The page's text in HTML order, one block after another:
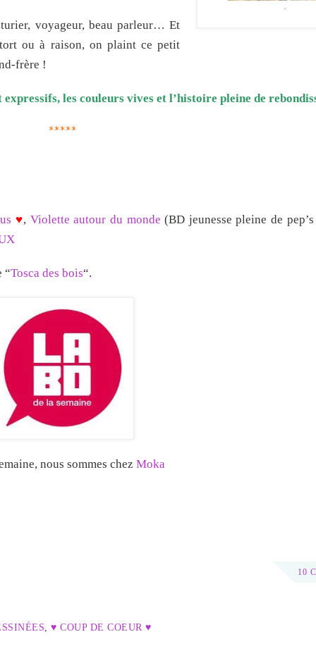
voyageur, beau parleur… Et
ou à raison, on plaint ce petit
frère !
expressifs, les couleurs vives et l’histoire pleine de
*****
♥, Violette autour du monde (BD jeunesse pleine de
“Tosca des bois“.
nous sommes chez Moka
10
♥ COUP DE COEUR ♥